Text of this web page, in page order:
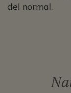
del normal.